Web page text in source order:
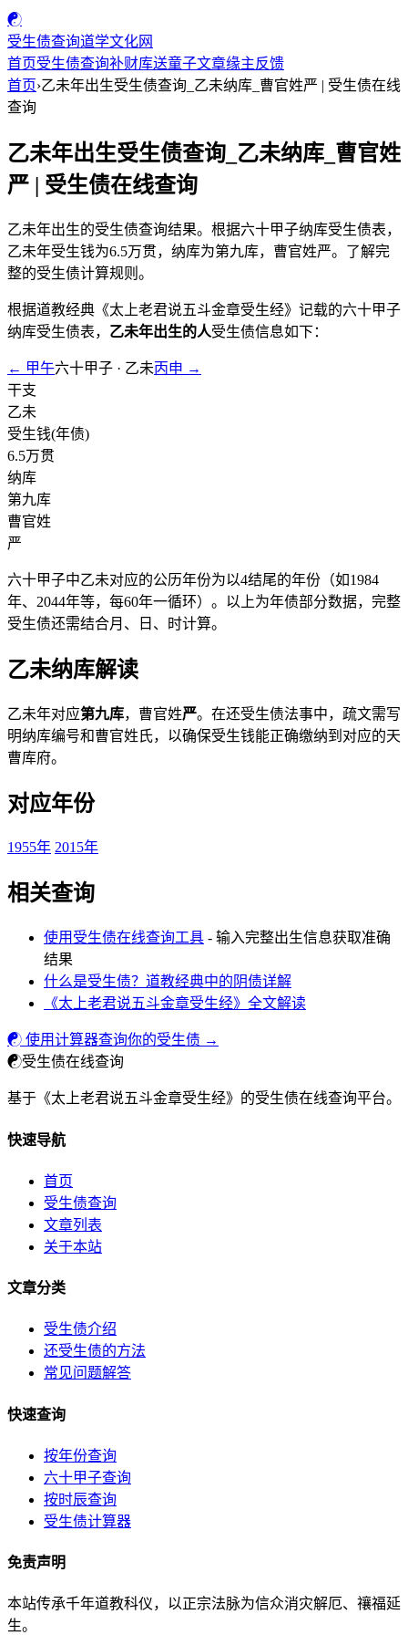
☯
受生债查询道学文化网
首页受生债查询补财库送童子文章缘主反馈
首页›乙未年出生受生债查询_乙未纳库_曹官姓严 | 受生债在线
查询
乙未年出生受生债查询_乙未纳库_曹官姓
严 | 受生债在线查询
乙未年出生的受生债查询结果。根据六十甲子纳库受生债表，
乙未年受生钱为6.5万贯，纳库为第九库，曹官姓严。了解完
整的受生债计算规则。
根据道教经典《太上老君说五斗金章受生经》记载的六十甲子
纳库受生债表， 乙未年出生的人受生债信息如下：
← 甲午六十甲子 · 乙未丙申 →
干支
乙未
受生钱(年债)
6.5万贯
纳库
第九库
曹官姓
严
六十甲子中乙未对应的公历年份为以4结尾的年份（如1984
年、2044年等，每60年一循环）。以上为年债部分数据，完整
受生债还需结合月、日、时计算。
乙未纳库解读
乙未年对应第九库，曹官姓严。在还受生债法事中，疏文需写
明纳库编号和曹官姓氏，以确保受生钱能正确缴纳到对应的天
曹库府。
对应年份
1955年 2015年
相关查询
使用受生债在线查询工具 - 输入完整出生信息获取准确
结果
什么是受生债？道教经典中的阴债详解
《太上老君说五斗金章受生经》全文解读
☯ 使用计算器查询你的受生债 →
☯受生债在线查询
基于《太上老君说五斗金章受生经》的受生债在线查询平台。
快速导航
首页
受生债查询
文章列表
关于本站
文章分类
受生债介绍
还受生债的方法
常见问题解答
快速查询
按年份查询
六十甲子查询
按时辰查询
受生债计算器
免责声明
本站传承千年道教科仪，以正宗法脉为信众消灾解厄、禳福延
生。